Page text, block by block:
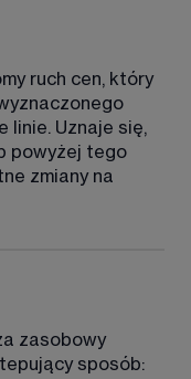
ruch cen, który
linie. Uznaje się,
powyżej tego
zmiany na
zasobowy
sposób: